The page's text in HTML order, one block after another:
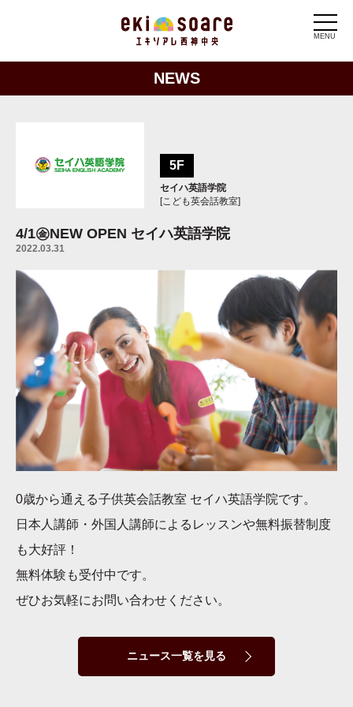
MENU
NEWS
4/1㊎NEW OPEN セイハ英語学院
2022.03.31
0歳から通える子供英会話教室 セイハ英語学院です。
日本人講師・外国人講師によるレッスンや無料振替制度
も大好評！
無料体験も受付中です。
ぜひお気軽にお問い合わせください。
ニュース一覧を見る
5F
セイハ英語学院
[こども英会話教室]